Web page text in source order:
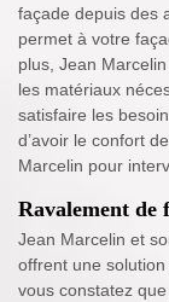
façade depuis des
permet à votre
plus, Jean
les matériaux
satisfaire les
d’avoir le confort
Marcelin pour
Ravalement de
Jean Marcelin et
offrent une
vous constatez